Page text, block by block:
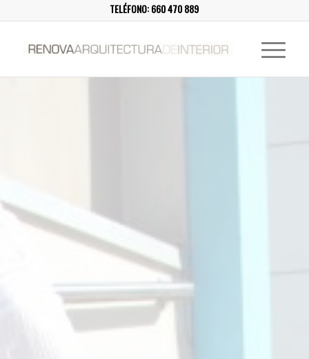
TELÉFONO:660 470 889